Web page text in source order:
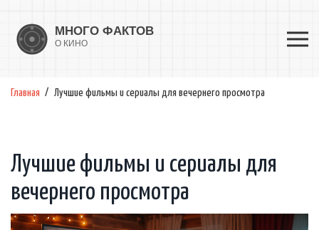
Главная Лучшие фильмы и сериалы для вечернего просмотра
Лучшие фильмы и сериалы для
вечернего просмотра